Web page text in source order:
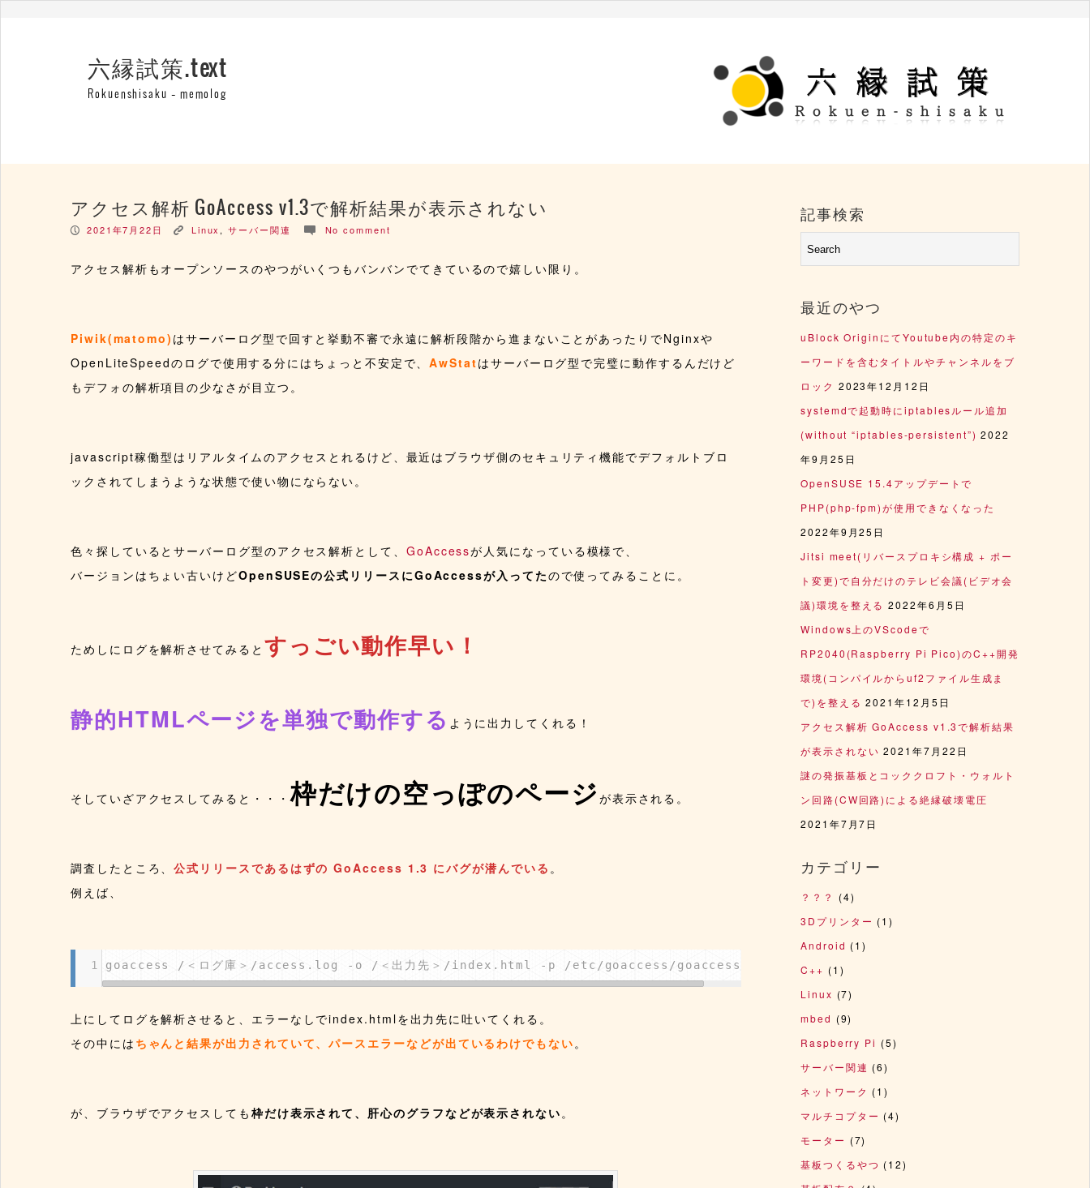
六縁試策.text
Rokuenshisaku – memolog
アクセス解析 GoAccess v1.3で解析結果が表示されない
P 2021年7月22日 K Linux ,サーバー関連 c No comment
アクセス解析もオープンソースのやつがいくつもバンバンでてきているので嬉しい限り。
Piwik(matomo) はサーバーログ型で回すと挙動不審で永遠に解析段階から進まないことがあったりでNginxや
OpenLiteSpeedのログで使用する分にはちょっと不安定で、AwStatはサーバーログ型で完璧に動作するんだけど
もデフォの解析項目の少なさが目立つ。
javascript稼働型はリアルタイムのアクセスとれるけど、最近はブラウザ側のセキュリティ機能でデフォルトブロ
ックされてしまうような状態で使い物にならない。
色々探しているとサーバーログ型のアクセス解析として、 GoAccessが人気になっている模様で、
バージョンはちょい古いけどOpenSUSEの公式リリースにGoAccessが入ってたので使ってみることに。
ためしにログを解析させてみると すっごい動作早い！
静的HTMLページを単独で動作する ように出力してくれる！
そしていざアクセスしてみると・・・枠だけの空っぽのページ が表示される。
調査したところ、公式リリースであるはずの GoAccess 1.3 にバグが潜んでいる 。
例えば、
1 goaccess /＜ログ庫＞/access.log -o /＜出力先＞/index.html -p /etc/goaccess/goaccess.conf
上にしてログを解析させると、エラーなしでindex.htmlを出力先に吐いてくれる。
その中には ちゃんと結果が出力されていて、パースエラーなどが出ているわけでもない。
が、ブラウザでアクセスしても 枠だけ表示されて、肝心のグラフなどが表示されない。
記事検索
最近のやつ
uBlock OriginにてYoutube内の特定のキ
ーワードを含むタイトルやチャンネルをブ
ロック 2023年12月12日
systemdで起動時にiptablesルール追加
(without “iptables-persistent”) 2022
年9月25日
OpenSUSE 15.4アップデートで
PHP(php-fpm)が使用できなくなった
2022年9月25日
Jitsi meet(リバースプロキシ構成 + ポー
ト変更)で自分だけのテレビ会議(ビデオ会
議)環境を整える 2022年6月5日
Windows上のVScodeで
RP2040(Raspberry Pi Pico)のC++開発
環境(コンパイルからuf2ファイル生成ま
で)を整える 2021年12月5日
アクセス解析 GoAccess v1.3で解析結果
が表示されない 2021年7月22日
謎の発振基板とコッククロフト・ウォルト
ン回路(CW回路)による絶縁破壊電圧
2021年7月7日
カテゴリー
？？？
(4)
3Dプリンター (1)
Android (1)
C++ (1)
Linux (7)
mbed (9)
Raspberry Pi (5)
サーバー関連 (6)
ネットワーク (1)
マルチコプター (4)
モーター (7)
基板つくるやつ (12)